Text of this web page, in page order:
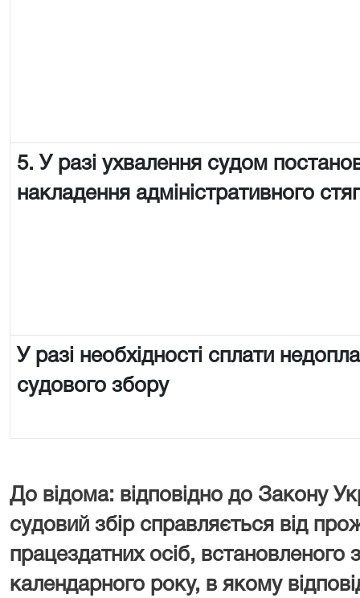
5. У разі ухвалення судом
накладення адміністративного
У разі необхідності сплати
судового збору
До відома: відповідно до Закону
судовий збір справляється від
працездатних осіб, встановленого
календарного року, в якому